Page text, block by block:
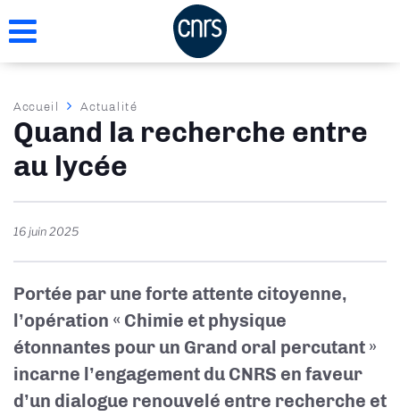
au
Fil
d'Ariane
Accueil Actualité
Quand la recherche entre
au lycée
16 juin 2025
Portée par une forte attente citoyenne,
l’opération « Chimie et physique
étonnantes pour un Grand oral percutant »
incarne l’engagement du CNRS en faveur
d’un dialogue renouvelé entre recherche et